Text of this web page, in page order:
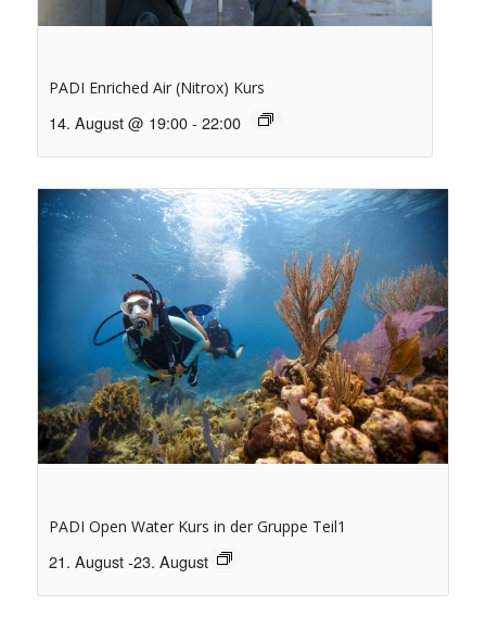
PADI Enriched Air (Nitrox) Kurs
14. August @ 19:00 - 22:00
PADI Open Water Kurs in der Gruppe Teil1
21. August -23. August